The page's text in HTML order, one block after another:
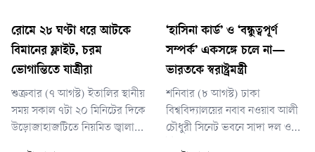
রোমে ২৮ ঘণ্টা ধরে আটকে
বিমানের ফ্লাইট, চরম
ভোগান্তিতে যাত্রীরা
শুক্রবার (৭ আগস্ট) ইতালির স্থানীয়
সময় সকাল ৭টা ২০ মিনিটের দিকে
উড়োজাহাজটিতে নিয়মিত জ্বালানি
‘হাসিনা কার্ড’ ও ‘বন্ধুত্বপূর্ণ
সম্পর্ক’ একসঙ্গে চলে না—
ভারতকে স্বরাষ্ট্রমন্ত্রী
শনিবার (৮ আগস্ট) ঢাকা
বিশ্ববিদ্যালয়ের নবাব নওয়াব আলী
চৌধুরী সিনেট ভবনে সাদা দল ও